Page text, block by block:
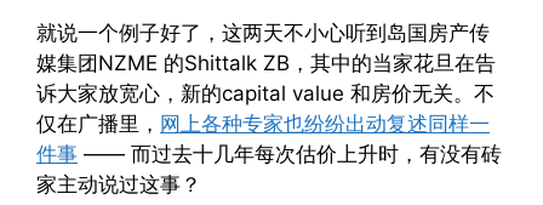
就说一个例子好了，这两天不小心听到岛国房产传
媒集团NZME 的Shittalk ZB，其中的当家花旦在告
诉大家放宽心，新的capital value 和房价无关。不
仅在广播里， 网上各种专家也纷纷出动复述同样一
件事 —— 而过去十几年每次估价上升时，有没有砖
家主动说过这事？